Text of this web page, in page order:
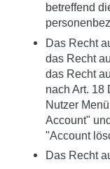
betreffend
Das Recht
das Recht
das Recht
nach Art. 18
Nutzer
Account"
"Account
Das Recht